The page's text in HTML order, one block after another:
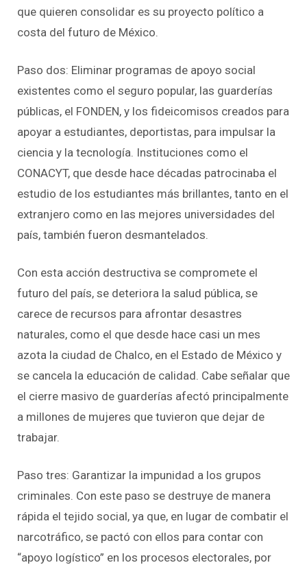
que quieren consolidar es su proyecto político a
costa del futuro de México.
Paso dos: Eliminar programas de apoyo social
existentes como el seguro popular, las guarderías
públicas, el FONDEN, y los fideicomisos creados para
apoyar a estudiantes, deportistas, para impulsar la
ciencia y la tecnología. Instituciones como el
CONACYT, que desde hace décadas patrocinaba el
estudio de los estudiantes más brillantes, tanto en el
extranjero como en las mejores universidades del
país, también fueron desmantelados.
Con esta acción destructiva se compromete el
futuro del país, se deteriora la salud pública, se
carece de recursos para afrontar desastres
naturales, como el que desde hace casi un mes
azota la ciudad de Chalco, en el Estado de México y
se cancela la educación de calidad. Cabe señalar que
el cierre masivo de guarderías afectó principalmente
a millones de mujeres que tuvieron que dejar de
trabajar.
Paso tres: Garantizar la impunidad a los grupos
criminales. Con este paso se destruye de manera
rápida el tejido social, ya que, en lugar de combatir el
narcotráfico, se pactó con ellos para contar con
“apoyo logístico” en los procesos electorales, por